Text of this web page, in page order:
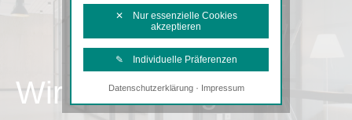
Wir als Arbeitgeber
✕ Nur essenzielle Cookies
akzeptieren
✎ Individuelle Präferenzen
Notwendige Cookies
Diese Cookies sind erforderlich, um die
Datenschutzerklärung· Impressum